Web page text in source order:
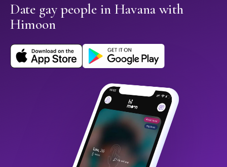
Date gay people in Havana with
Himoon